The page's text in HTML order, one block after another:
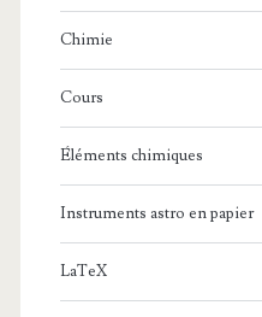
Chimie
Cours
Éléments chimiques
Instruments astro en papier
LaTeX